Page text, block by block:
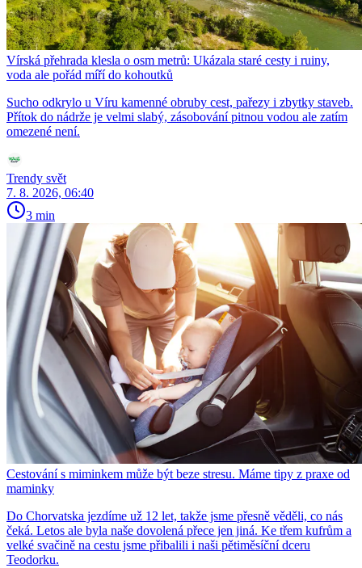
Vírská přehrada klesla o osm metrů: Ukázala staré cesty i ruiny,
voda ale pořád míří do kohoutků
Sucho odkrylo u Víru kamenné obruby cest, pařezy i zbytky staveb.
Přítok do nádrže je velmi slabý, zásobování pitnou vodou ale zatím
omezené není.
Trendy svět
7. 8. 2026, 06:40
3 min
Cestování s miminkem může být beze stresu. Máme tipy z praxe od
maminky
Do Chorvatska jezdíme už 12 let, takže jsme přesně věděli, co nás
čeká. Letos ale byla naše dovolená přece jen jiná. Ke třem kufrům a
velké svačině na cestu jsme přibalili i naši pětiměsíční dceru
Teodorku.